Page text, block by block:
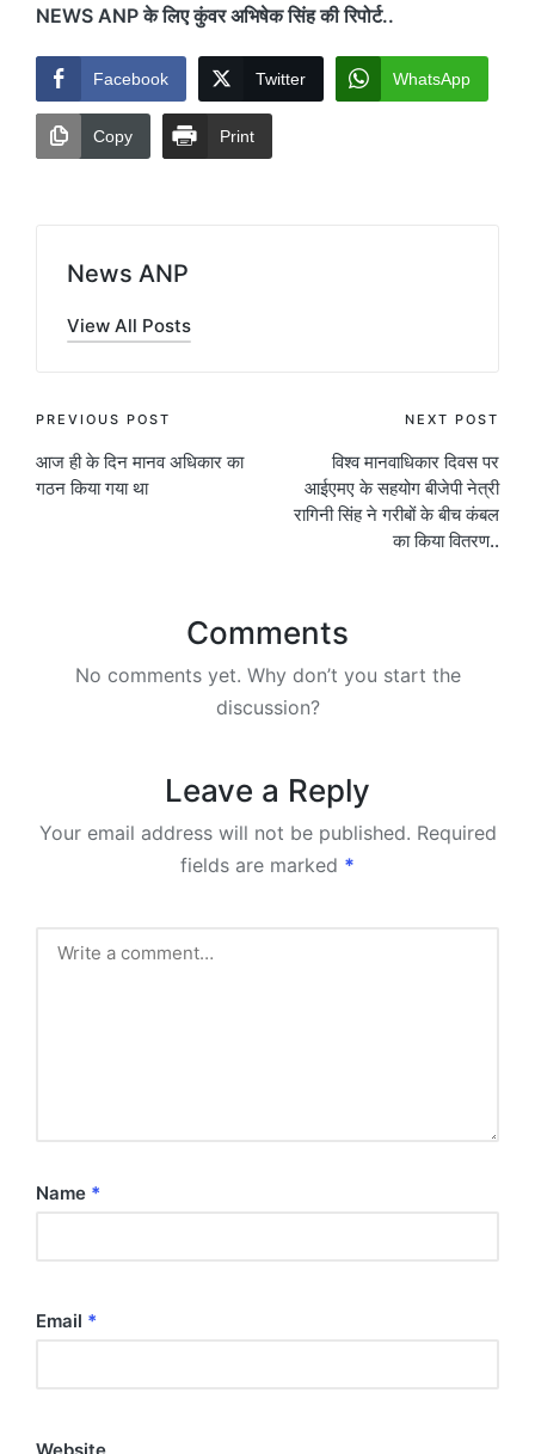
NEWS ANP के लिए कुंवर अभिषेक सिंह की रिपोर्ट..
Facebook Twitter WhatsApp
Copy Print
News ANP
View All Posts
Post
navigation
PREVIOUS POST
आज ही के दिन मानव अधिकार का
गठन किया गया था
NEXT POST
विश्व मानवाधिकार दिवस पर
आईएमए के सहयोग बीजेपी नेत्री
रागिनी सिंह ने गरीबों के बीच कंबल
का किया वितरण..
Comments
No comments yet. Why don’t you start the
discussion?
Leave a Reply
Your email address will not be published. Required
fields are marked *
Name *
Email *